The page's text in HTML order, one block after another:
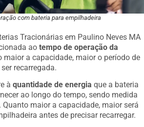
com bateria para empilhadeira
Tracionárias em Paulino Neves MA
aotempo de operação da
maior a capacidade, maior o período de
recarregada.
àquantidade de energia que a bateria
ao longo do tempo, sendo medida
Quanto maior a capacidade, maior será
antes de precisar recarregar.